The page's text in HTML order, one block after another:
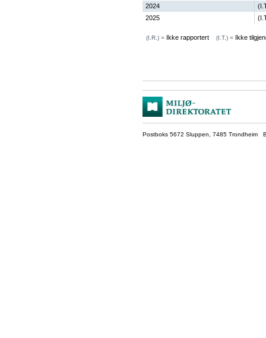
2024
2025
(I.R.) = Ikke rapportert (I.T.) = Ikke
Postboks 5672 Sluppen, 7485 Trondheim